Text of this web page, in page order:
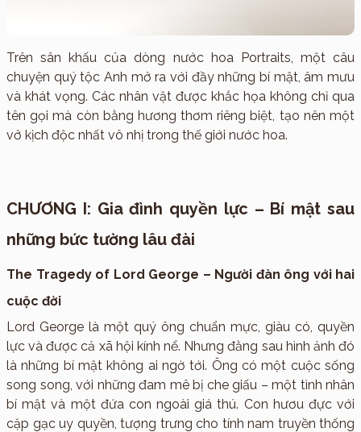
Trên sân khấu của dòng nước hoa Portraits, một câu
chuyện quý tộc Anh mở ra với đầy những bí mật, âm mưu
và khát vọng. Các nhân vật được khắc họa không chỉ qua
tên gọi mà còn bằng hương thơm riêng biệt, tạo nên một
vở kịch độc nhất vô nhị trong thế giới nước hoa.
CHƯƠNG I: Gia đình quyền lực – Bí mật sau
những bức tường lâu đài
The Tragedy of Lord George – Người đàn ông với hai
cuộc đời
Lord George là một quý ông chuẩn mực, giàu có, quyền
lực và được cả xã hội kính nể. Nhưng đằng sau hình ảnh đó
là những bí mật không ai ngờ tới. Ông có một cuộc sống
song song, với những đam mê bị che giấu – một tình nhân
bí mật và một đứa con ngoài giá thú. Con hươu đực với
cặp gạc uy quyền, tượng trưng cho tính nam truyền thống